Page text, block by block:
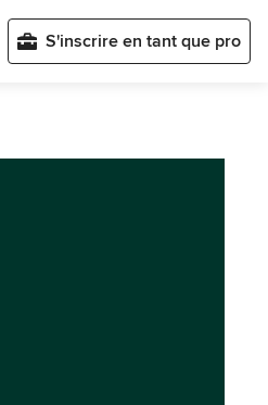
S'inscrire en tant que pro